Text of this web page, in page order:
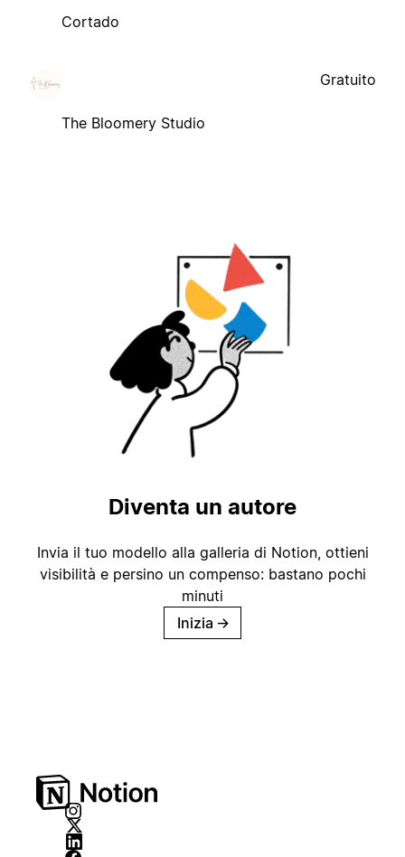
Cortado
The Bloomery Studio
Gratuito
Diventa un autore
Invia il tuo modello alla galleria di Notion, ottieni
visibilità e persino un compenso: bastano pochi
minuti
Inizia →